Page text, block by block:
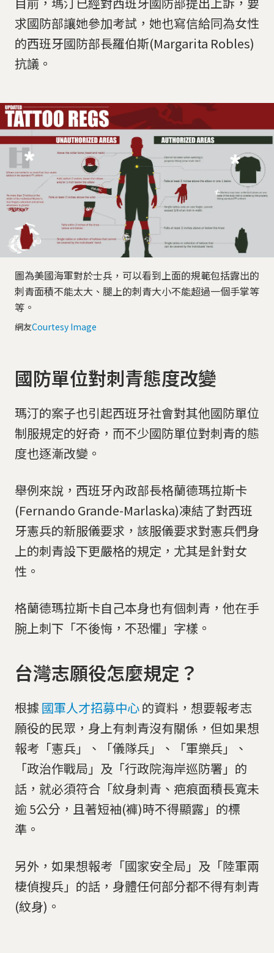
求國防部讓她參加考試，她也寫信給同為女性
的西班牙國防部長羅伯斯(Margarita Robles)
抗議。
圖為美國海軍對於士兵，可以看到上面的規範包括露出的
刺青面積不能太大、腿上的刺青大小不能超過一個手掌等
等。
網友Courtesy Image
國防單位對刺青態度改變
瑪汀的案子也引起西班牙社會對其他國防單位
制服規定的好奇，而不少國防單位對刺青的態
度也逐漸改變。
舉例來說，西班牙內政部長格蘭德瑪拉斯卡
(Fernando Grande-Marlaska)凍結了對西班
牙憲兵的新服儀要求，該服儀要求對憲兵們身
上的刺青設下更嚴格的規定，尤其是針對女
性。
格蘭德瑪拉斯卡自己本身也有個刺青，他在手
腕上刺下「不後悔，不恐懼」字樣。
台灣志願役怎麼規定？
根據 國軍人才招募中心的資料，想要報考志
願役的民眾，身上有刺青沒有關係，但如果想
報考「憲兵」、「儀隊兵」、「軍樂兵」、
「政治作戰局」及「行政院海岸巡防署」的
話，就必須符合「紋身刺青、疤痕面積長寬未
逾 5公分，且著短袖(褲)時不得顯露」的標
準。
另外，如果想報考「國家安全局」及「陸軍兩
棲偵搜兵」的話，身體任何部分都不得有刺青
(紋身)。